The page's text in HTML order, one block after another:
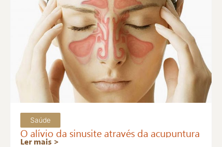
Saúde
O alívio da sinusite através da acupuntura
Ler mais >